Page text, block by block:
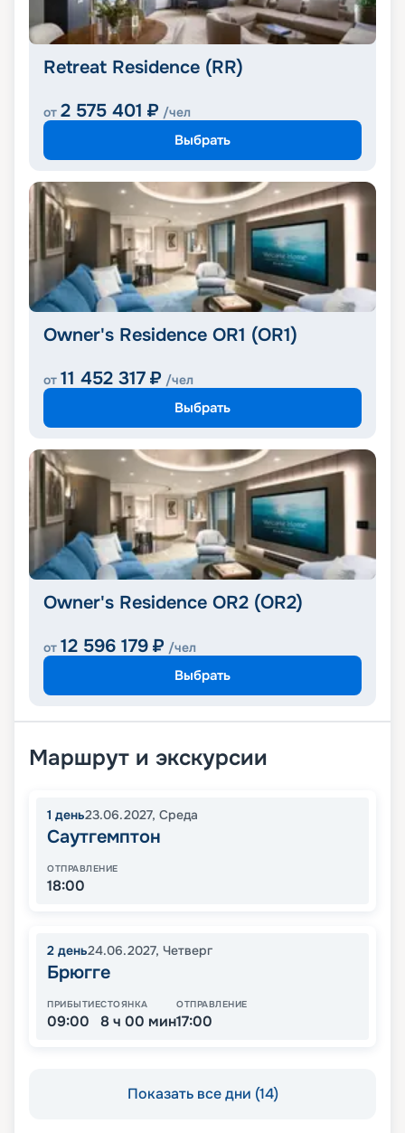
Retreat Residence (RR)
от 2 575 401 ₽ /чел
Выбрать
Owner's Residence OR1 (OR1)
от 11 452 317 ₽ /чел
Выбрать
Owner's Residence OR2 (OR2)
от 12 596 179 ₽ /чел
Выбрать
Маршрут и экскурсии
1 день23.06.2027, Среда
Саутгемптон
ОТПРАВЛЕНИЕ
18:00
2 день24.06.2027, Четверг
Брюгге
ПРИБЫТИЕ
09:00
СТОЯНКА
8 ч 00 мин
ОТПРАВЛЕНИЕ
17:00
Показать все дни (14)